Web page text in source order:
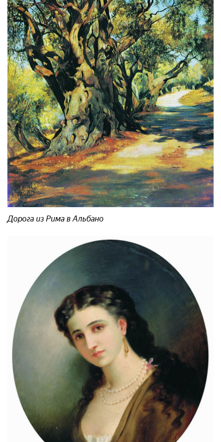
Дорога из Рима в Альбано